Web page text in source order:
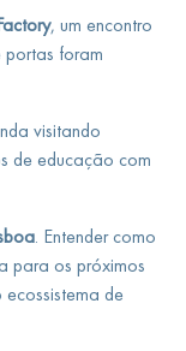
, um encontro
portas foram
visitando
de educação com
. Entender como
para os próximos
de